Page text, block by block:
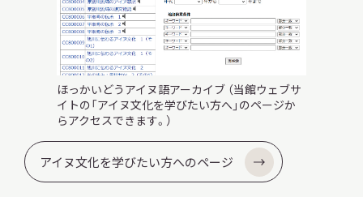
ほっかいどうアイヌ語アーカイブ （当館ウェブサ
イトの「アイヌ文化を学びたい方へ」のページか
らアクセスできます。）
アイヌ文化を学びたい方へのページ